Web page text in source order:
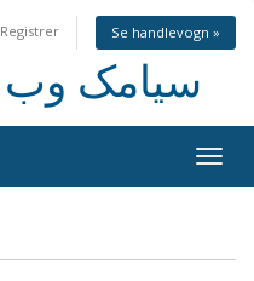
Registrer Se handlevogn »
siamakweb.ir سیامک وب